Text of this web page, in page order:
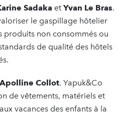
Sadaka et Yvan Le Bras.
le gaspillage hôtelier
produits non consommés ou
de qualité des hôtels
Apolline Collot. Yapuk&Co
de vêtements, matériels et
vacances des enfants à la